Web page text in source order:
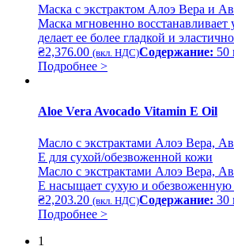
Маска с экстрактом Алоэ Вера и
Маска мгновенно восстанавливает
делает ее более гладкой и
₴2,376.00 (вкл. НДС)Содержание: 50
Подробнее >
Aloe Vera Avocado Vitamin E Oil
Масло с экстрактами Алоэ Вера,
Е для сухой/обезвоженной кожи
Масло с экстрактами Алоэ Вера,
Е насыщает сухую и
₴2,203.20 (вкл. НДС)Содержание: 30
Подробнее >
1